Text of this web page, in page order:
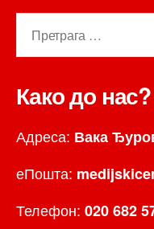
Како до нас?
Адреса: Вака
еПошта:
Телефон: 020 682